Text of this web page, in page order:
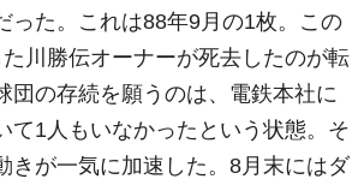
った。これは88年9月の1枚。この
川勝伝オーナーが死去したのが転
団の存続を願うのは、電鉄本社に
て1人もいなかったという状態。そ
きが一気に加速した。8月末にはダ